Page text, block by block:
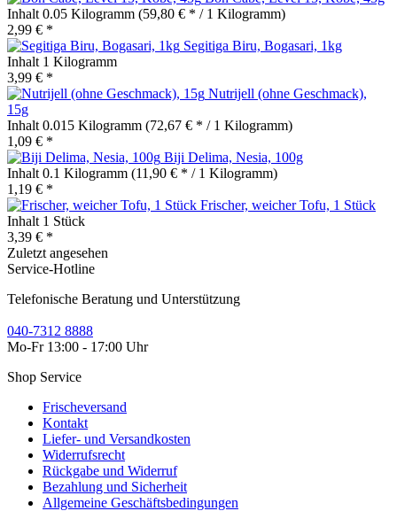
Inhalt 0.05 Kilogramm (59,80 € * / 1 Kilogramm)
2,99 € *
Segitiga Biru, Bogasari, 1kg
Inhalt 1 Kilogramm
3,99 € *
Nutrijell (ohne Geschmack),
15g
Inhalt 0.015 Kilogramm (72,67 € * / 1 Kilogramm)
1,09 € *
Biji Delima, Nesia, 100g
Inhalt 0.1 Kilogramm (11,90 € * / 1 Kilogramm)
1,19 € *
Frischer, weicher Tofu, 1 Stück
Inhalt 1 Stück
3,39 € *
Zuletzt angesehen
Service-Hotline
Telefonische Beratung und Unterstützung
040-7312 8888
Mo-Fr 13:00 - 17:00 Uhr
Shop Service
Frischeversand
Kontakt
Liefer- und Versandkosten
Widerrufsrecht
Rückgabe und Widerruf
Bezahlung und Sicherheit
Allgemeine Geschäftsbedingungen